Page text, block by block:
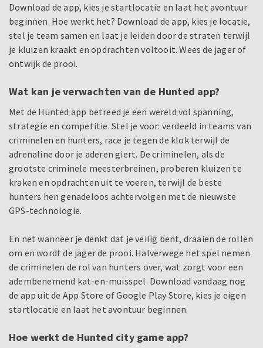
Download de app, kies je startlocatie en laat het avontuur
beginnen. Hoe werkt het? Download de app, kies je locatie,
stel je team samen en laat je leiden door de straten terwijl
je kluizen kraakt en opdrachten voltooit. Wees de jager of
ontwijk de prooi.
Wat kan je verwachten van de Hunted app?
Met de Hunted app betreed je een wereld vol spanning,
strategie en competitie. Stel je voor: verdeeld in teams van
criminelen en hunters, race je tegen de klok terwijl de
adrenaline door je aderen giert. De criminelen, als de
grootste criminele meesterbreinen, proberen kluizen te
kraken en opdrachten uit te voeren, terwijl de beste
hunters hen genadeloos achtervolgen met de nieuwste
GPS-technologie.
En net wanneer je denkt dat je veilig bent, draaien de rollen
om en wordt de jager de prooi. Halverwege het spel nemen
de criminelen de rol van hunters over, wat zorgt voor een
adembenemend kat-en-muisspel. Download vandaag nog
de app uit de App Store of Google Play Store, kies je eigen
startlocatie en laat het avontuur beginnen.
Hoe werkt de Hunted city game app?